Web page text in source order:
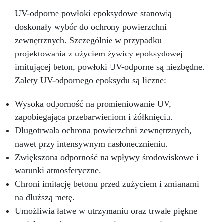
formułowana, aby być wytrzymała, trwała i
łatwa w aplikacji, zapewniając gładkie i
błyszczące wykończenie, które nie tylko
wygląda, ale też imituje prawdziwy marmur.
Idealna do użytku wewnątrz pomieszczeń, ten
produkt doskonale nadaje się do odnowienia
kuchni lub łazienki bez kosztów i złożoności
związanych z instalacją prawdziwych płyt
marmuru Carrara jest prosta i dostępna nawet
dla osób bez wcześniejszego doświadczenia w
pracach rękodzielniczych, dzięki szczegółowym
instrukcjom prowadzącym użytkownika przez
etapy przygotowania powierzchni, mieszania i
aplikacji żywicy epoksydowej, a następnie
uzyskania pożądanego efektu marmurowego.
Wynikiem jest piękna powierzchnia, odporna na
wodę, ciepło i zadrapania, która wzbogaca
wnętrze o ponadczasowy akcent i klasę.
UV-odporne powłoki epoksydowe stanowią
doskonały wybór do ochrony powierzchni
zewnętrznych. Szczególnie w przypadku
projektowania z użyciem żywicy epoksydowej
imitującej beton, powłoki UV-odporne są niezbędne.
Zalety UV-odpornego epoksydu są liczne:
Wysoka odporność na promieniowanie UV,
zapobiegająca przebarwieniom i żółknięciu.
Długotrwała ochrona powierzchni zewnętrznych,
nawet przy intensywnym nasłonecznieniu.
Zwiększona odporność na wpływy środowiskowe i
warunki atmosferyczne.
Chroni imitację betonu przed zużyciem i zmianami
na dłuższą metę.
Umożliwia łatwe w utrzymaniu oraz trwale piękne